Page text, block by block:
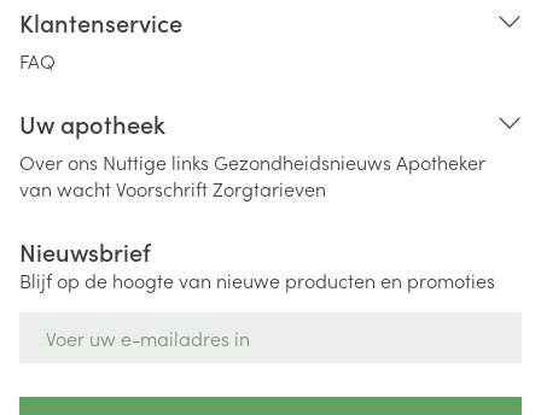
Klantenservice
FAQ
Uw apotheek
Over ons Nuttige links Gezondheidsnieuws Apotheker
van wachtVoorschriftZorgtarieven
Nieuwsbrief
Blijf op de hoogte van nieuwe producten en promoties